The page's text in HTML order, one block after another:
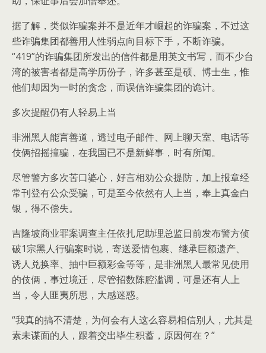
据了解，类似诈骗案并不是近年才崛起的诈骗案，不过这
些诈骗集团都善用人性弱点向目标下手，不断诈骗。
“419”的诈骗集团所发出的信件都是用英文书写，而不少台
湾的被害者都是高学历份子，许多甚至是硕、博士生，惟
他们却因为一时的贪念，而误信诈骗集团的诡计。
多次提醒仍有人轻易上当
非洲黑人能言善道，透过电子邮件、网上聊天室、电话等
伎俩招摇撞骗，在我国已不是新鲜事，时有所闻。
尽管警方多次苦口婆心，好言相劝公众提防，加上报章经
常刊登有公众受骗，可是至今依然有人上当，奉上真金白
银，得不偿失。
吉隆坡商业罪案调查主任依扎尼助理总监日前发布警方侦
破1宗黑人行骗案时说，寄送爱情包裹、继承巨额遗产、
诱人兑换率、抽中巨额彩金等等，是非洲黑人最常见使用
的伎俩，事过境迁，尽管招数陈腔滥调，可是还有人上
当，令人匪夷所思，大感迷惑。
“我真的搞不清楚，为何会有人这么容易相信别人，尤其是
素未谋面的人，跟着交出毕生积蓄，原因何在？”